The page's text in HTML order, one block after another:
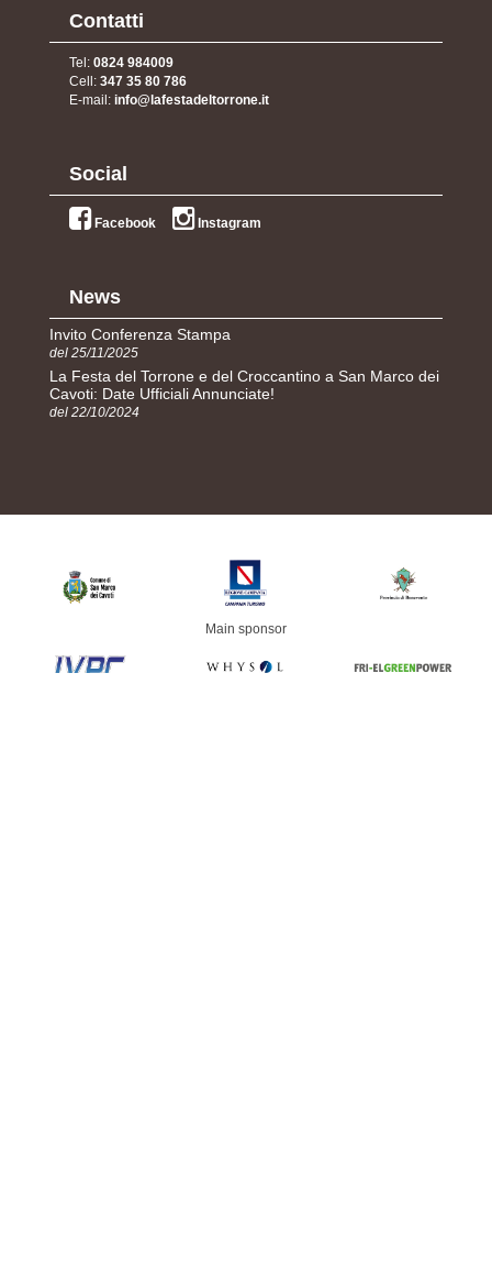
Contatti
Tel: 0824 984009
Cell: 347 35 80 786
E-mail: info@lafestadeltorrone.it
Social
Facebook Instagram
News
Invito Conferenza Stampa
del 25/11/2025
La Festa del Torrone e del Croccantino a San Marco dei
Cavoti: Date Ufficiali Annunciate!
del 22/10/2024
Main sponsor